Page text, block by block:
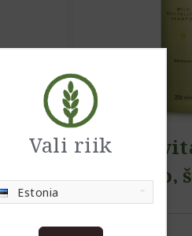
Vali riik
Estonia
Mild
Shampoo,
14,10/tk